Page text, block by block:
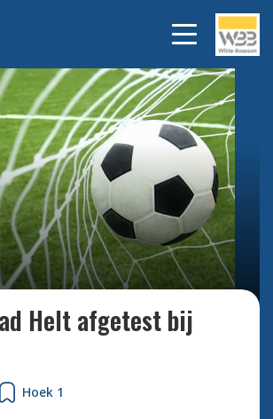
Bekijk alle foto's
Helt afgetest bij
Hoek 1